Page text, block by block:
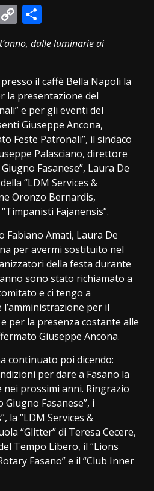
Copy
Link
dalle luminarie ai
il caffè Bella Napoli la
la presentazione del
e per gli eventi del
Giuseppe Ancona,
Feste Patronali”, il sindaco
Palasciano, direttore
Fasanese”, Laura De
“LDM Services &
Oronzo Bernardis,
Fajanensis”.
Fabiano Amati, Laura De
per avermi sostituito nel
della festa durante
sono stato richiamato a
e ci tengo a
per il
per la presenza costante alle
Giuseppe Ancona.
continuato poi dicendo:
per dare a Fasano la
prossimi anni. Ringrazio
Fasanese”, i
la “LDM Services &
“Glitter” di Teresa Cecere,
Tempo Libero, il “Lions
Fasano” e il “Club Inner